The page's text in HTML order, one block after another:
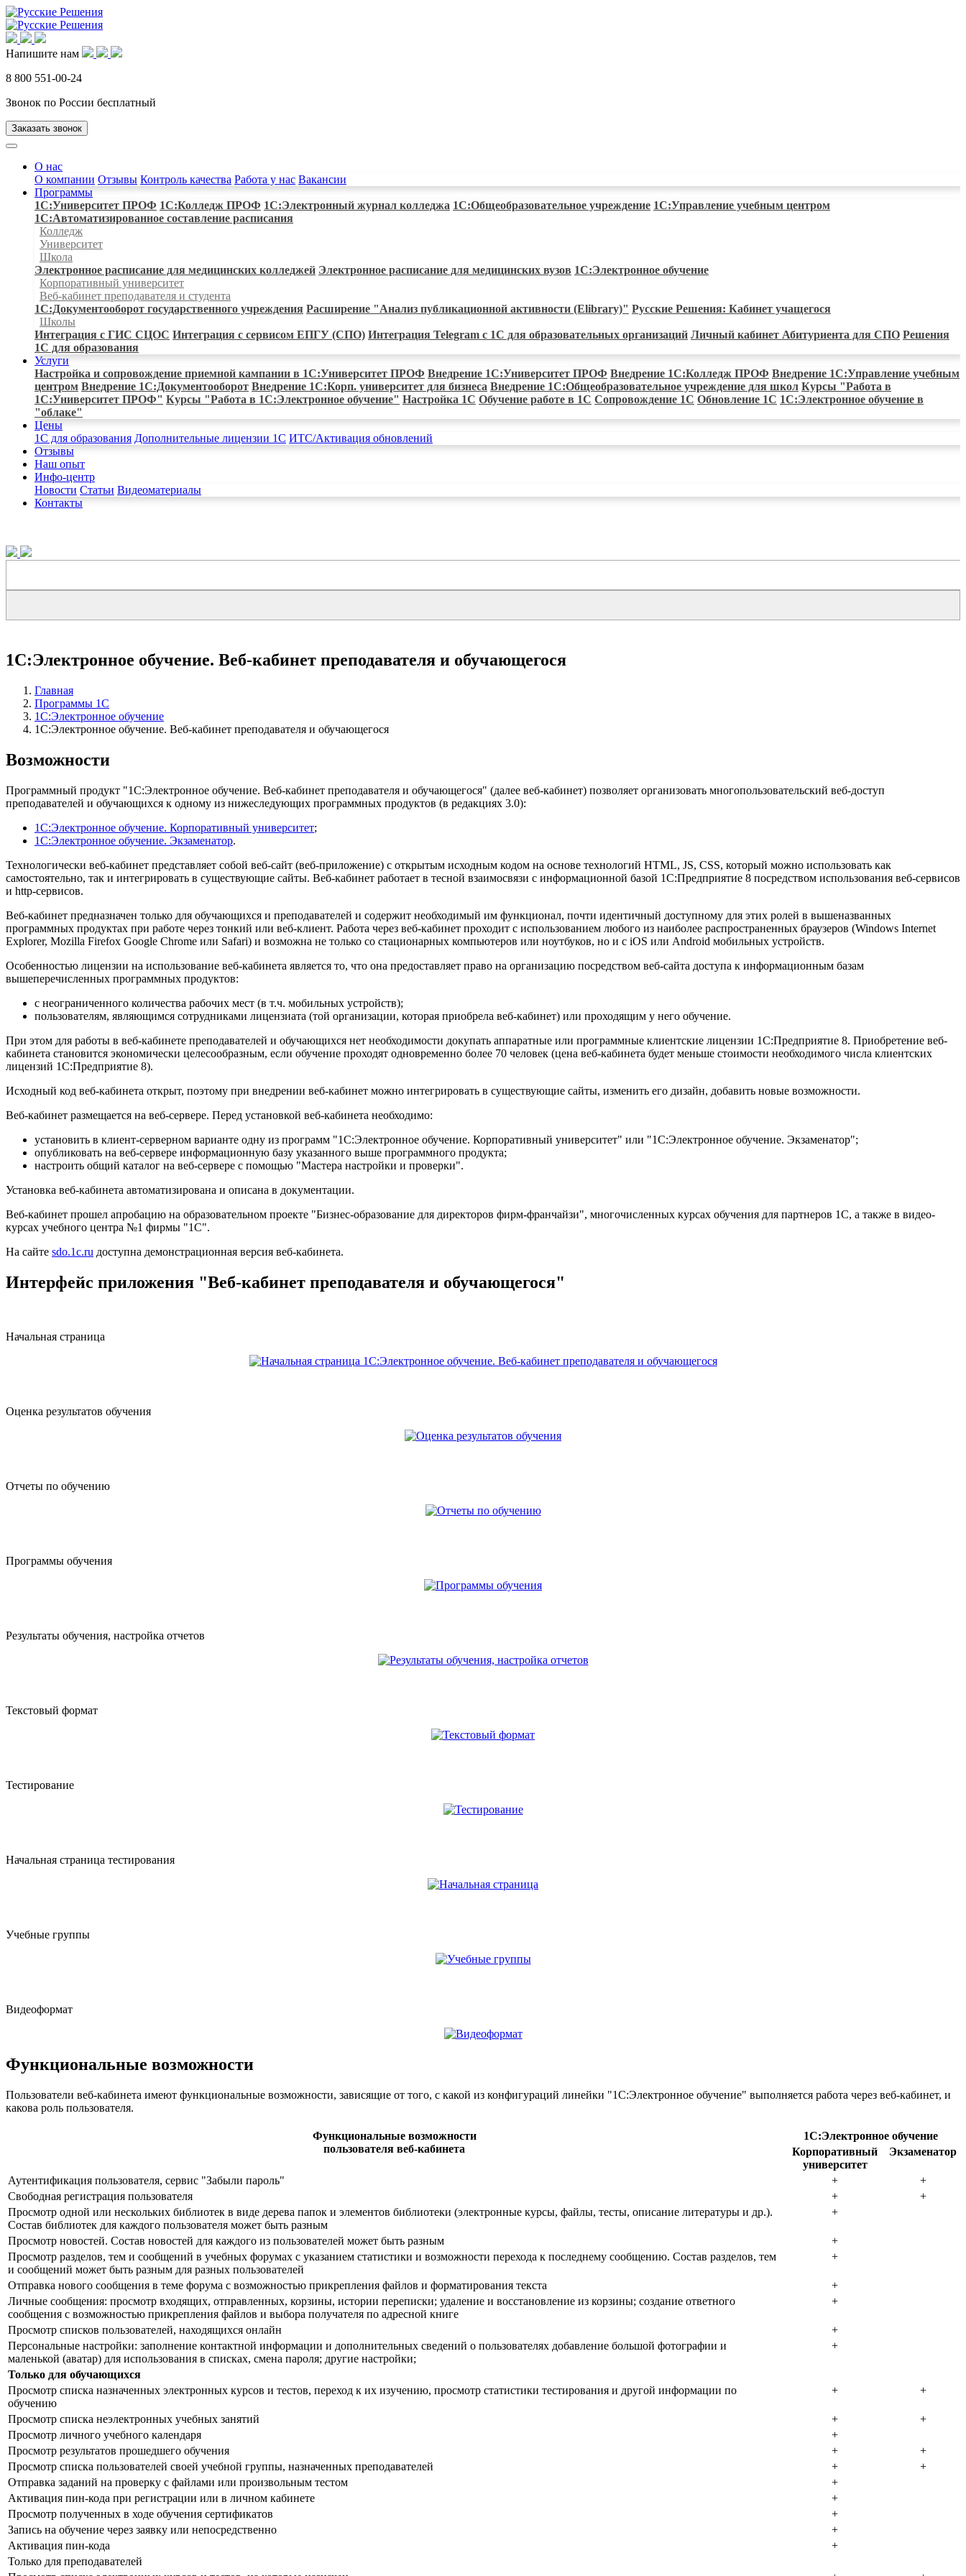
Напишите нам
8 800 551-00-24
Звонок по России бесплатный
Заказать звонок
О нас
О компании Отзывы Контроль качества Работа у нас Вакансии
Программы
1С:Университет ПРОФ 1С:Колледж ПРОФ 1С:Электронный журнал колледжа 1С:Общеобразовательное учреждение 1C:Управление учебным центром
1С:Автоматизированное составление расписания
Колледж
Университет
Школа
Электронное расписание для медицинских колледжей Электронное расписание для медицинских вузов 1С:Электронное обучение
Корпоративный университет
Веб-кабинет преподавателя и студента
1С:Документооборот государственного учреждения Расширение "Анализ публикационной активности (Elibrary)" Русские Решения: Кабинет учащегося
Школы
Интеграция с ГИС СЦОС Интеграция с сервисом ЕПГУ (СПО) Интеграция Telegram с 1С для образовательных организаций Личный кабинет Абитуриента для СПО Решения
1С для образования
Услуги
Настройка и сопровождение приемной кампании в 1С:Университет ПРОФ Внедрение 1С:Университет ПРОФ Внедрение 1С:Колледж ПРОФ Внедрение 1С:Управление учебным
центром Внедрение 1С:Документооборот Внедрение 1С:Корп. университет для бизнеса Внедрение 1С:Общеобразовательное учреждение для школ Курсы "Работа в
1С:Университет ПРОФ" Курсы "Работа в 1С:Электронное обучение" Настройка 1С Обучение работе в 1С Сопровождение 1С Обновление 1С 1С:Электронное обучение в
"облаке"
Цены
1C для образования Дополнительные лицензии 1С ИТС/Активация обновлений
Отзывы
Наш опыт
Инфо-центр
Новости Статьи Видеоматериалы
Контакты
1С:Электронное обучение. Веб-кабинет преподавателя и обучающегося
Главная
Программы 1С
1C:Электронное обучение
1С:Электронное обучение. Веб-кабинет преподавателя и обучающегося
Возможности
Программный продукт "1С:Электронное обучение. Веб-кабинет преподавателя и обучающегося" (далее веб-кабинет) позволяет организовать многопользовательский веб-доступ
преподавателей и обучающихся к одному из нижеследующих программных продуктов (в редакциях 3.0):
1С:Электронное обучение. Корпоративный университет;
1С:Электронное обучение. Экзаменатор.
Технологически веб-кабинет представляет собой веб-сайт (веб-приложение) с открытым исходным кодом на основе технологий HTML, JS, CSS, который можно использовать как
самостоятельно, так и интегрировать в существующие сайты. Веб-кабинет работает в тесной взаимосвязи с информационной базой 1С:Предприятие 8 посредством использования веб-сервисов
и http-сервисов.
Веб-кабинет предназначен только для обучающихся и преподавателей и содержит необходимый им функционал, почти идентичный доступному для этих ролей в вышеназванных
программных продуктах при работе через тонкий или веб-клиент. Работа через веб-кабинет проходит с использованием любого из наиболее распространенных браузеров (Windows Internet
Explorer, Mozilla Firefox Google Chrome или Safari) и возможна не только со стационарных компьютеров или ноутбуков, но и с iOS или Android мобильных устройств.
Особенностью лицензии на использование веб-кабинета является то, что она предоставляет право на организацию посредством веб-сайта доступа к информационным базам
вышеперечисленных программных продуктов:
с неограниченного количества рабочих мест (в т.ч. мобильных устройств);
пользователям, являющимся сотрудниками лицензиата (той организации, которая приобрела веб-кабинет) или проходящим у него обучение.
При этом для работы в веб-кабинете преподавателей и обучающихся нет необходимости докупать аппаратные или программные клиентские лицензии 1С:Предприятие 8. Приобретение веб-
кабинета становится экономически целесообразным, если обучение проходят одновременно более 70 человек (цена веб-кабинета будет меньше стоимости необходимого числа клиентских
лицензий 1С:Предприятие 8).
Исходный код веб-кабинета открыт, поэтому при внедрении веб-кабинет можно интегрировать в существующие сайты, изменить его дизайн, добавить новые возможности.
Веб-кабинет размещается на веб-сервере. Перед установкой веб-кабинета необходимо:
установить в клиент-серверном варианте одну из программ "1С:Электронное обучение. Корпоративный университет" или "1С:Электронное обучение. Экзаменатор";
опубликовать на веб-сервере информационную базу указанного выше программного продукта;
настроить общий каталог на веб-сервере с помощью "Мастера настройки и проверки".
Установка веб-кабинета автоматизирована и описана в документации.
Веб-кабинет прошел апробацию на образовательном проекте "Бизнес-образование для директоров фирм-франчайзи", многочисленных курсах обучения для партнеров 1С, а также в видео-
курсах учебного центра №1 фирмы "1С".
На сайте sdo.1c.ru доступна демонстрационная версия веб-кабинета.
Интерфейс приложения "Веб-кабинет преподавателя и обучающегося"
Начальная страница
Оценка результатов обучения
Отчеты по обучению
Программы обучения
Результаты обучения, настройка отчетов
Текстовый формат
Тестирование
Начальная страница тестирования
Учебные группы
Видеоформат
Функциональные возможности
Пользователи веб-кабинета имеют функциональные возможности, зависящие от того, с какой из конфигураций линейки "1С:Электронное обучение" выполняется работа через веб-кабинет, и
какова роль пользователя.
Функциональные возможности
пользователя веб-кабинета
1С:Электронное обучение
Корпоративный
университет
Экзаменатор
Аутентификация пользователя, сервис "Забыли пароль" +
+
Свободная регистрация пользователя
+
+
Просмотр одной или нескольких библиотек в виде дерева папок и элементов библиотеки (электронные курсы, файлы, тесты, описание литературы и др.).
Состав библиотек для каждого пользователя может быть разным
+
Просмотр новостей. Состав новостей для каждого из пользователей может быть разным
+
Просмотр разделов, тем и сообщений в учебных форумах с указанием статистики и возможности перехода к последнему сообщению. Состав разделов, тем
и сообщений может быть разным для разных пользователей
+
Отправка нового сообщения в теме форума с возможностью прикрепления файлов и форматирования текста
+
Личные сообщения: просмотр входящих, отправленных, корзины, истории переписки; удаление и восстановление из корзины; создание ответного
сообщения с возможностью прикрепления файлов и выбора получателя по адресной книге
+
Просмотр списков пользователей, находящихся онлайн
+
Персональные настройки: заполнение контактной информации и дополнительных сведений о пользователях добавление большой фотографии и
маленькой (аватар) для использования в списках, смена пароля; другие настройки;
+
Только для обучающихся
Просмотр списка назначенных электронных курсов и тестов, переход к их изучению, просмотр статистики тестирования и другой информации по
обучению
+ +
Просмотр списка неэлектронных учебных занятий +
+
Просмотр личного учебного календаря
+
Просмотр результатов прошедшего обучения
+
+
Просмотр списка пользователей своей учебной группы, назначенных преподавателей
+
+
Отправка заданий на проверку с файлами или произвольным тестом
+
Активация пин-кода при регистрации или в личном кабинете
+
Просмотр полученных в ходе обучения сертификатов
+
Запись на обучение через заявку или непосредственно
+
Активация пин-кода
+
Только для преподавателей